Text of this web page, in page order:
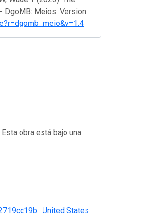
DgoMB: Meios. Version
obra está bajo una
.United States